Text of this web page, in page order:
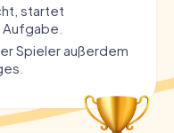
startet
Spieler außerdem